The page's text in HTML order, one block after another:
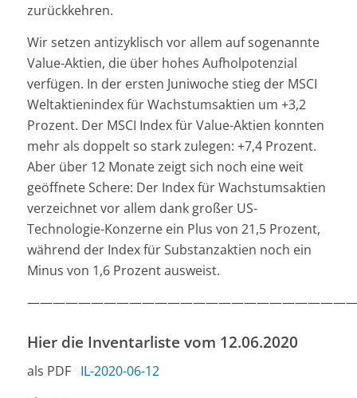
zurückkehren.
Wir setzen antizyklisch vor allem auf sogenannte
Value-Aktien, die über hohes Aufholpotenzial
verfügen. In der ersten Juniwoche stieg der MSCI
Weltaktienindex für Wachstumsaktien um +3,2
Prozent. Der MSCI Index für Value-Aktien konnten
mehr als doppelt so stark zulegen: +7,4 Prozent.
Aber über 12 Monate zeigt sich noch eine weit
geöffnete Schere: Der Index für Wachstumsaktien
verzeichnet vor allem dank großer US-
Technologie-Konzerne ein Plus von 21,5 Prozent,
während der Index für Substanzaktien noch ein
Minus von 1,6 Prozent ausweist.
Hier die Inventarliste vom 12.06.2020
als PDF IL-2020-06-12